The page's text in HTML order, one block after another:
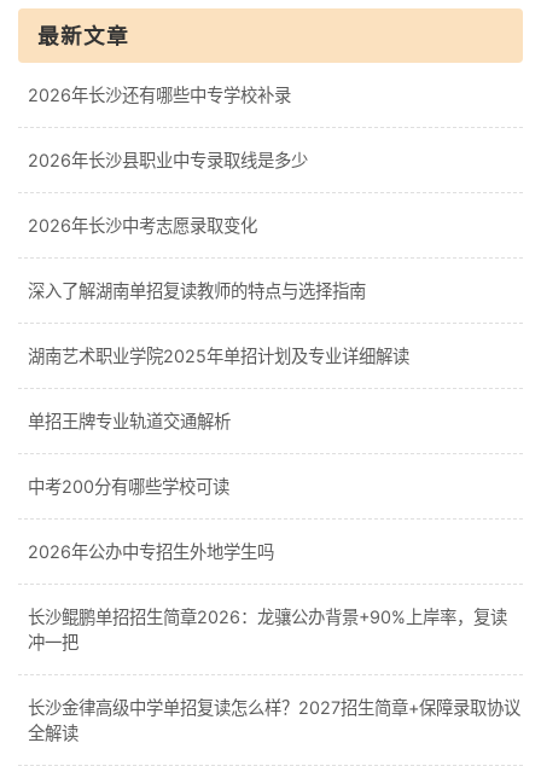
最新文章
2026年长沙还有哪些中专学校补录
2026年长沙县职业中专录取线是多少
2026年长沙中考志愿录取变化
深入了解湖南单招复读教师的特点与选择指南
湖南艺术职业学院2025年单招计划及专业详细解读
单招王牌专业轨道交通解析
中考200分有哪些学校可读
2026年公办中专招生外地学生吗
长沙鲲鹏单招招生简章2026：龙骧公办背景+90%上岸率，复读
冲一把
长沙金律高级中学单招复读怎么样？2027招生简章+保障录取协议
全解读